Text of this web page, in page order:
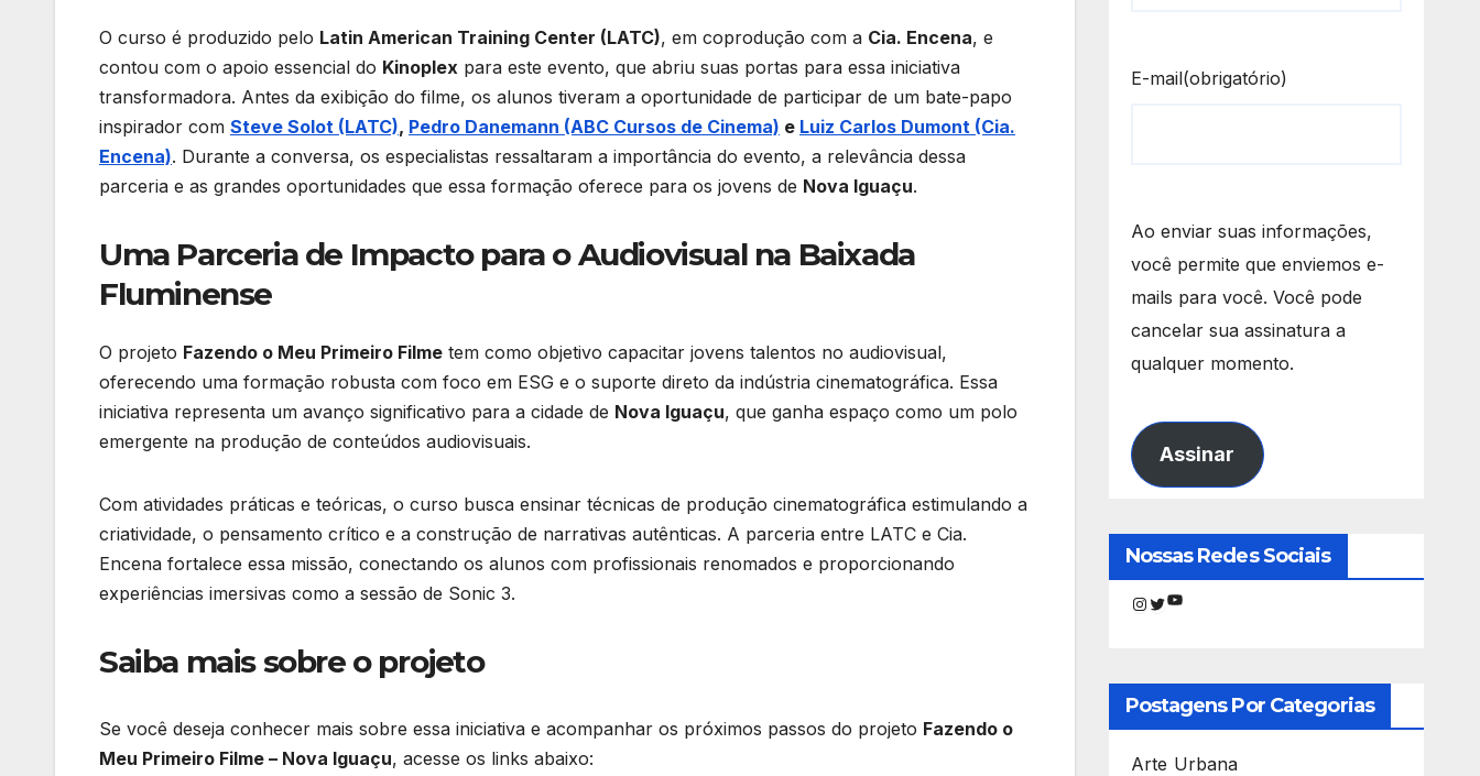
O curso é produzido pelo Latin American Training Center (LATC), em coprodução com a Cia. Encena, e
contou com o apoio essencial do Kinoplex para este evento, que abriu suas portas para essa iniciativa
transformadora. Antes da exibição do filme, os alunos tiveram a oportunidade de participar de um bate-papo
inspirador com Steve Solot (LATC), Pedro Danemann (ABC Cursos de Cinema) e Luiz Carlos Dumont (Cia.
Encena). Durante a conversa, os especialistas ressaltaram a importância do evento, a relevância dessa
parceria e as grandes oportunidades que essa formação oferece para os jovens de Nova Iguaçu.
Uma Parceria de Impacto para o Audiovisual na Baixada
Fluminense
O projeto Fazendo o Meu Primeiro Filme tem como objetivo capacitar jovens talentos no audiovisual,
oferecendo uma formação robusta com foco em ESG e o suporte direto da indústria cinematográfica. Essa
iniciativa representa um avanço significativo para a cidade de Nova Iguaçu, que ganha espaço como um polo
emergente na produção de conteúdos audiovisuais.
Com atividades práticas e teóricas, o curso busca ensinar técnicas de produção cinematográfica estimulando a
criatividade, o pensamento crítico e a construção de narrativas autênticas. A parceria entre LATC e Cia.
Encena fortalece essa missão, conectando os alunos com profissionais renomados e proporcionando
experiências imersivas como a sessão de Sonic 3.
Saiba mais sobre o projeto
Se você deseja conhecer mais sobre essa iniciativa e acompanhar os próximos passos do projeto Fazendo o
Meu Primeiro Filme – Nova Iguaçu, acesse os links abaixo:
E-mail(obrigatório)
Ao enviar suas informações,
você permite que enviemos e-
mails para você. Você pode
cancelar sua assinatura a
qualquer momento.
Assinar
Nossas Redes Sociais
Instagram
Twitter
Youtube
Postagens Por Categorias
Arte Urbana